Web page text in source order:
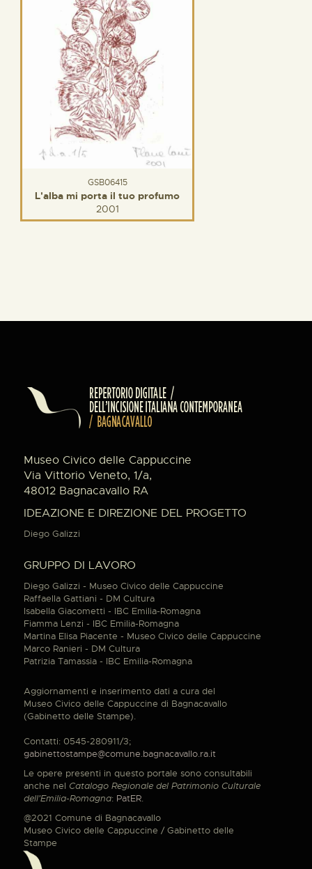
GSB06415
L'alba mi porta il tuo profumo
2001
Museo Civico delle Cappuccine
Via Vittorio Veneto, 1/a,
48012 Bagnacavallo RA
IDEAZIONE E DIREZIONE DEL PROGETTO
Diego Galizzi
GRUPPO DI LAVORO
Diego Galizzi - Museo Civico delle Cappuccine
Raffaella Gattiani - DM Cultura
Isabella Giacometti - IBC Emilia-Romagna
Fiamma Lenzi - IBC Emilia-Romagna
Martina Elisa Piacente - Museo Civico delle Cappuccine
Marco Ranieri - DM Cultura
Patrizia Tamassia - IBC Emilia-Romagna
Aggiornamenti e inserimento dati a cura del
Museo Civico delle Cappuccine di Bagnacavallo
(Gabinetto delle Stampe).
Contatti: 0545-280911/3;
gabinettostampe@comune.bagnacavallo.ra.it
Le opere presenti in questo portale sono consultabili
anche nel Catalogo Regionale del Patrimonio Culturale
dell'Emilia-Romagna: PatER.
@2021 Comune di Bagnacavallo
Museo Civico delle Cappuccine / Gabinetto delle
Stampe